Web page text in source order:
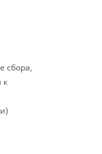
сбора,
к